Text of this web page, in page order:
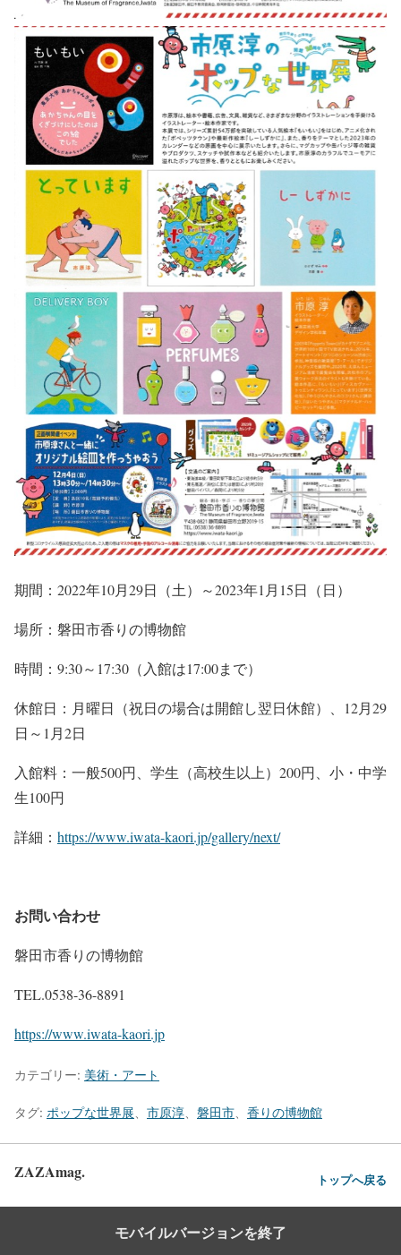
期間：2022年10月29日（土）～2023年1月15日（日）
場所：磐田市香りの博物館
時間：9:30～17:30（入館は17:00まで）
休館日：月曜日（祝日の場合は開館し翌日休館）、12月29
日～1月2日
入館料：一般500円、学生（高校生以上）200円、小・中学
生100円
詳細： https://www.iwata-kaori.jp/gallery/next/
お問い合わせ
磐田市香りの博物館
TEL.0538-36-8891
https://www.iwata-kaori.jp
カテゴリー: 美術・アート
タグ: ポップな世界展 市原淳 磐田市 香りの博物館
ZAZAmag. トップへ戻る
モバイルバージョンを終了